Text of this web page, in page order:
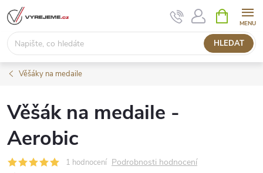
Přejít
na
obsah
HLEDAT
NÁKUPNÍ
KOŠÍK
Věšáky na medaile
Věšák na medaile -
Aerobic
1 hodnocení Podrobnosti hodnocení